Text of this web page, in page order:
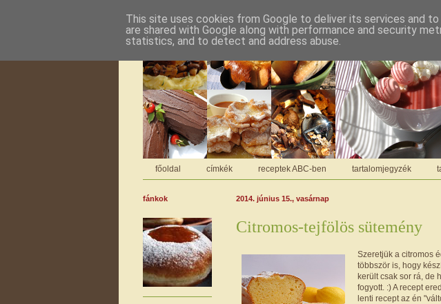
főoldal címkék receptek ABC-ben tartalomjegyzék
2014. június 15., vasárnap
Citromos-tejfölös sütemény
Szeretjük a citromos
többször is, hogy
került csak sor rá, de
fogyott. :) A recept
lenti recept az én
fánkok
This site uses cookies from Google to deliver its services and
are shared with Google along with performance and security
statistics, and to detect and address abuse.